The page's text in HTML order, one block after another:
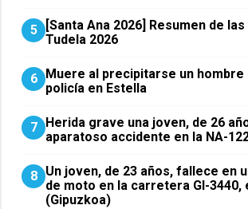
5
[Santa Ana 2026] Resumen de
Tudela 2026
6 Muere al precipitarse un hombre
policía en Estella
7 Herida grave una joven, de 26
aparatoso accidente en la NA-
8 Un joven, de 23 años, fallece en
de moto en la carretera GI-3440,
(Gipuzkoa)